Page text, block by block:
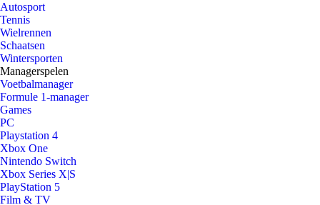
Autosport
Tennis
Wielrennen
Schaatsen
Wintersporten
Managerspelen
Voetbalmanager
Formule 1-manager
Games
PC
Playstation 4
Xbox One
Nintendo Switch
Xbox Series X|S
PlayStation 5
Film & TV